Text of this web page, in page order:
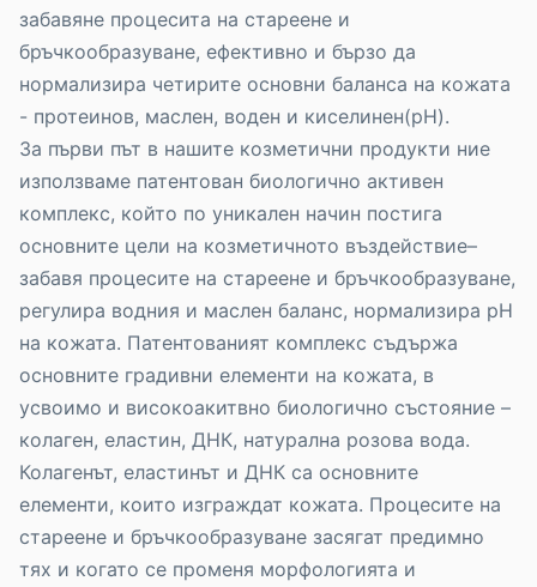
забавяне процесита на стареене и
бръчкообразуване, ефективно и бързо да
нормализира четирите основни баланса на кожата
- протеинов, маслен, воден и киселинен(рH).
За първи път в нашите козметични продукти ние
използваме патентован биологично активен
комплекс, който по уникален начин постига
основните цели на козметичното въздействие–
забавя процесите на стареене и бръчкообразуване,
регулира водния и маслен баланс, нормализира рH
на кожата. Патентованият комплекс съдържа
основните градивни елементи на кожата, в
усвоимо и високоакитвно биологично състояние –
колаген, еластин, ДНК, натурална розова вода.
Колагенът, еластинът и ДНК са основните
елементи, които изграждат кожата. Процесите на
стареене и бръчкообразуване засягат предимно
тях и когато се променя морфологията и